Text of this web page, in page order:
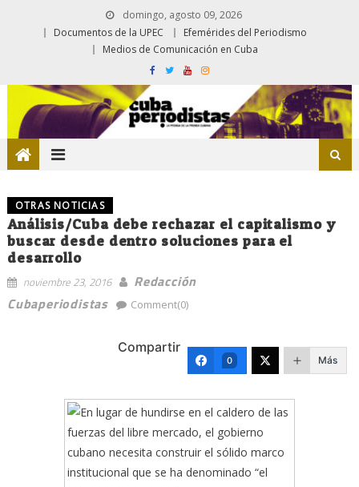
domingo, agosto 09, 2026
Documentos de la UPEC
Efemérides del Periodismo
Medios de Comunicación en Cuba
OTRAS NOTICIAS
Análisis/Cuba debe rechazar el capitalismo y
buscar desde dentro soluciones para el
desarrollo
noviembre 23, 2016
Redacción
Cubaperiodistas
Comment(0)
Compartir
0 Más